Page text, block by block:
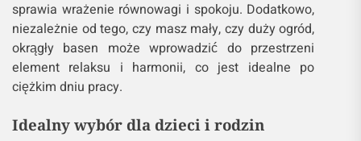
sprawia wrażenie równowagi i spokoju. Dodatkowo,
niezależnie od tego, czy masz mały, czy duży ogród,
okrągły basen może wprowadzić do przestrzeni
element relaksu i harmonii, co jest idealne po
ciężkim dniu pracy.
Idealny wybór dla dzieci i rodzin